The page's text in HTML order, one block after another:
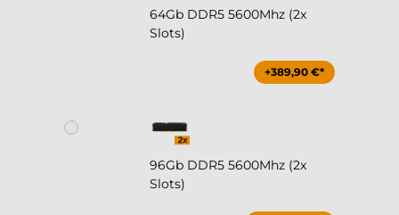
64Gb DDR5 5600Mhz (2x
Slots)
+389,90 €*
96Gb DDR5 5600Mhz (2x
Slots)